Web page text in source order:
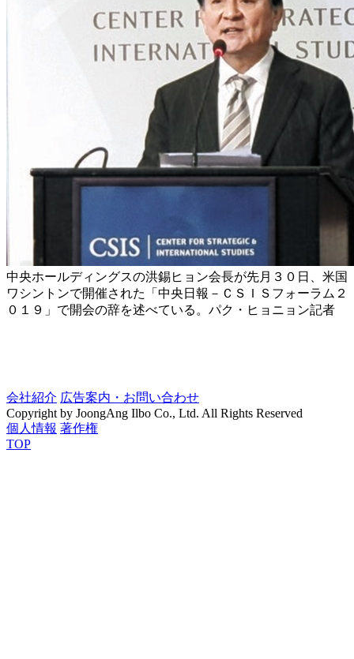
中央ホールディングスの洪錫ヒョン会長が先月３０日、米国
ワシントンで開催された「中央日報－ＣＳＩＳフォーラム２
０１９」で開会の辞を述べている。パク・ヒョニョン記者
会社紹介 広告案内・お問い合わせ
Copyright by JoongAng Ilbo Co., Ltd. All Rights Reserved
個人情報 著作権
TOP